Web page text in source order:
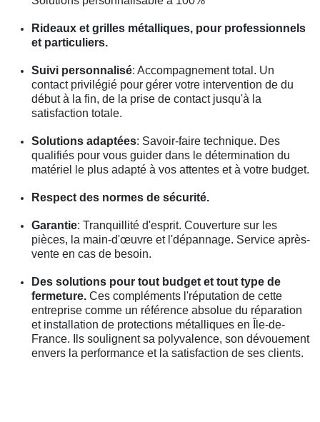
Rideaux et grilles métalliques, pour professionnels
et particuliers.
Suivi personnalisé: Accompagnement total. Un
contact privilégié pour gérer votre intervention de du
début à la fin, de la prise de contact jusqu'à la
satisfaction totale.
Solutions adaptées: Savoir-faire technique. Des
qualifiés pour vous guider dans le détermination du
matériel le plus adapté à vos attentes et à votre budget.
Respect des normes de sécurité.
Garantie: Tranquillité d'esprit. Couverture sur les
pièces, la main-d'œuvre et l'dépannage. Service après-
vente en cas de besoin.
Des solutions pour tout budget et tout type de
fermeture. Ces compléments l'réputation de cette
entreprise comme un référence absolue du réparation
et installation de protections métalliques en Île-de-
France. Ils soulignent sa polyvalence, son dévouement
envers la performance et la satisfaction de ses clients.